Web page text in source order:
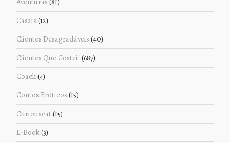
Casais (12)
Clientes Desagradáveis (40)
Clientes Que Gostei! (687)
Coach(4)
Contos Eróticos (15)
Curiouscat (15)
E-Book(3)